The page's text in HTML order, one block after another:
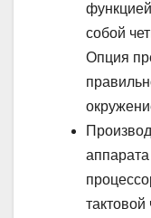
собой
Опция
тактовой